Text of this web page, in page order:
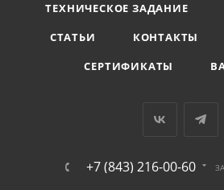
ТЕХНИЧЕСКОЕ ЗАДАНИЕ
СТАТЬИ
КОНТАКТЫ
СЕРТИФИКАТЫ
+7 (843) 216-00-60